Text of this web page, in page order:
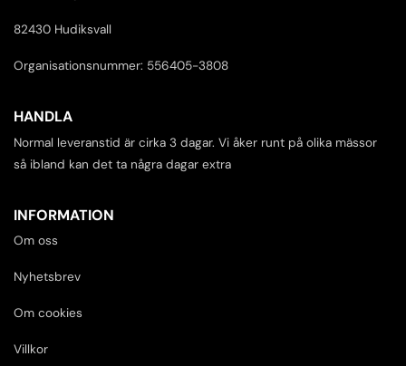
82430 Hudiksvall
Organisationsnummer: 556405-3808
HANDLA
Normal leveranstid är cirka 3 dagar. Vi åker runt på olika mässor
så ibland kan det ta några dagar extra
INFORMATION
Om oss
Nyhetsbrev
Om cookies
Villkor